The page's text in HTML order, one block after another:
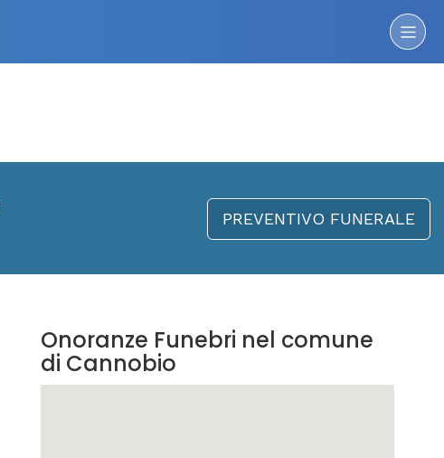
PREVENTIVO FUNERALE
Onoranze Funebri nel comune
di Cannobio